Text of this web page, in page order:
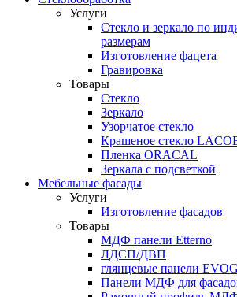
Услуги
Стекло и зеркало по
размерам
Изготовление фацета
Гравировка
Товары
Стекло
Зеркало
Узорчатое стекло
Крашеное стекло
Пленка ORACAL
Зеркала с подсветкой
Мебельные фасады
Услуги
Изготовление фасадов
Товары
МДФ панели Etterno
ЛДСП/ДВП
глянцевые панели
Панели МДФ для